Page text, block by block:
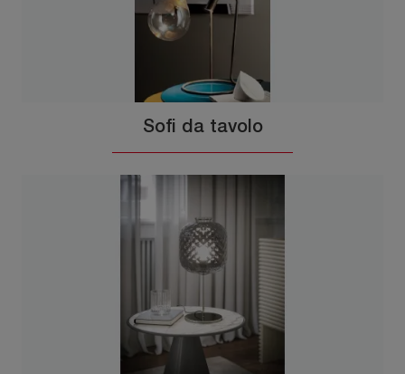
Sofi da tavolo